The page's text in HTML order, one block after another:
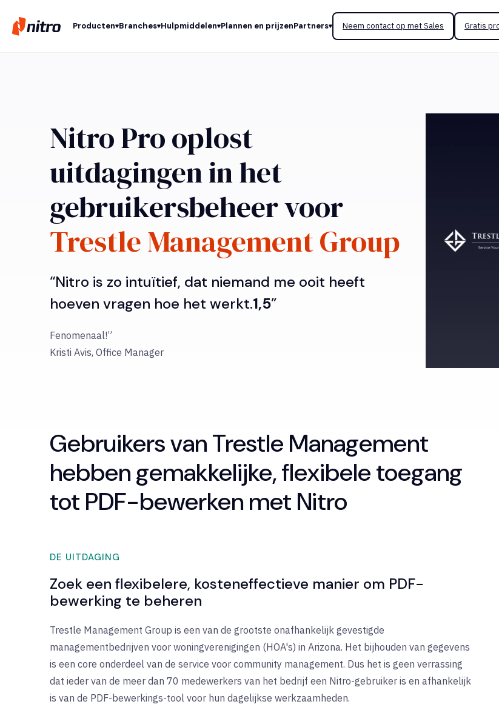
Producten Branches Hulpmiddelen Plannen en prijzenPartners Neem contact op met Sales Gratis
Nitro Pro oplost
uitdagingen in het
gebruikersbeheer voor
Trestle Management Group
“Nitro is zo intuïtief, dat niemand me ooit heeft
hoeven vragen hoe het werkt.1,5”
Fenomenaal!”
Kristi Avis, Office Manager
Gebruikers van Trestle Management
hebben gemakkelijke, flexibele toegang
tot PDF-bewerken met Nitro
DE UITDAGING
Zoek een flexibelere, kosteneffectieve manier om PDF-
bewerking te beheren
Trestle Management Group is een van de grootste onafhankelijk gevestigde
managementbedrijven voor woningverenigingen (HOA's) in Arizona. Het bijhouden van gegevens
is een core onderdeel van de service voor community management. Dus het is geen verrassing
dat ieder van de meer dan 70 medewerkers van het bedrijf een Nitro-gebruiker is en afhankelijk
is van de PDF-bewerkings-tool voor hun dagelijkse werkzaamheden.